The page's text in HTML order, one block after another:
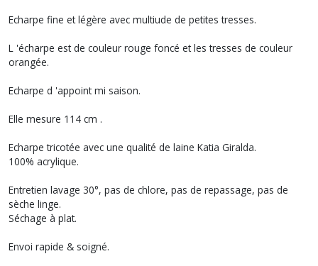
Echarpe fine et légère avec multiude de petites tresses.
L 'écharpe est de couleur rouge foncé et les tresses de couleur
orangée.
Echarpe d 'appoint mi saison.
Elle mesure 114 cm .
Echarpe tricotée avec une qualité de laine Katia Giralda.
100% acrylique.
Entretien lavage 30°, pas de chlore, pas de repassage, pas de
sèche linge.
Séchage à plat.
Envoi rapide & soigné.